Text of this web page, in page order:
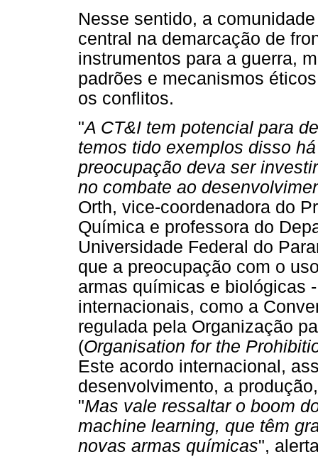
Nesse sentido, a
central na demarcação de
instrumentos para a guerra,
padrões e mecanismos
os conflitos.
"A CT&I tem potencial para
temos tido exemplos disso
preocupação deva ser
no combate ao
Orth, vice-coordenadora do
Química e professora do
Universidade Federal do
que a preocupação com o
armas químicas e biológicas
internacionais, como a
regulada pela Organização
(Organisation for the
Este acordo internacional,
desenvolvimento, a
"Mas vale ressaltar o boom
machine learning, que têm
novas armas químicas",